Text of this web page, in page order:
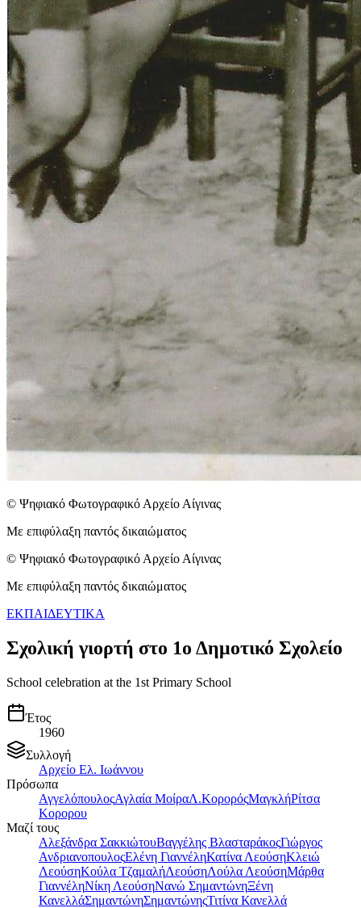
© Ψηφιακό Φωτογραφικό Αρχείο Αίγινας
Με επιφύλαξη παντός δικαιώματος
© Ψηφιακό Φωτογραφικό Αρχείο Αίγινας
Με επιφύλαξη παντός δικαιώματος
ΕΚΠΑΙΔΕΥΤΙΚΑ
Σχολική γιορτή στο 1ο Δημοτικό Σχολείο
School celebration at the 1st Primary School
Έτος
1960
Συλλογή
Αρχείο Ελ. Ιωάννου
Πρόσωπα
ΑγγελόπουλοςΑγλαία ΜοίραΛ.ΚορορόςΜαγκλήΡίτσα
Κορορου
Μαζί τους
Αλεξάνδρα ΣακκιώτουΒαγγέλης ΒλασταράκοςΓιώργος
ΑνδριανοπουλοςΕλένη ΓιαννέληΚατίνα ΛεούσηΚλειώ
ΛεούσηΚούλα ΤζαμαλήΛεούσηΛούλα ΛεούσηΜάρθα
ΓιαννέληΝίκη ΛεούσηΝανώ ΣημαντώνηΞένη
ΚανελλάΣημαντώνηΣημαντώνηςΤιτίνα Κανελλά